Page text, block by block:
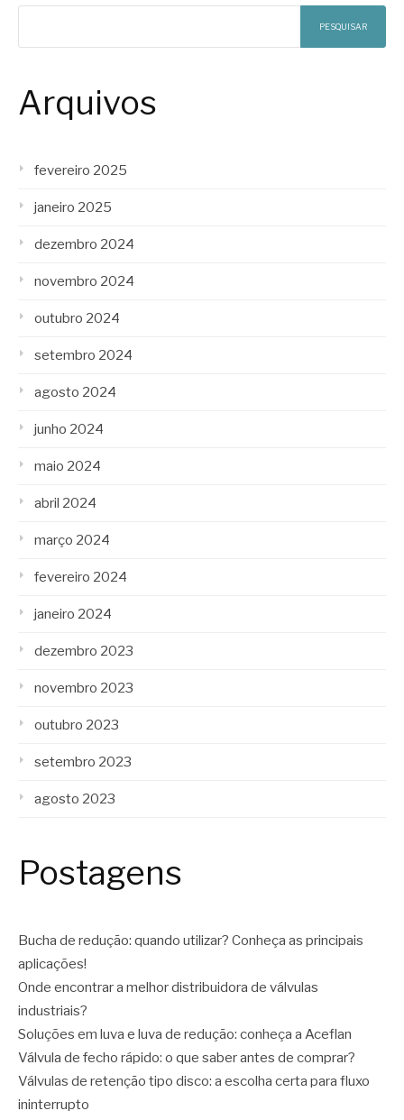
PESQUISAR
Arquivos
fevereiro 2025
janeiro 2025
dezembro 2024
novembro 2024
outubro 2024
setembro 2024
agosto 2024
junho 2024
maio 2024
abril 2024
março 2024
fevereiro 2024
janeiro 2024
dezembro 2023
novembro 2023
outubro 2023
setembro 2023
agosto 2023
Postagens
Bucha de redução: quando utilizar? Conheça as principais
aplicações!
Onde encontrar a melhor distribuidora de válvulas
industriais?
Soluções em luva e luva de redução: conheça a Aceflan
Válvula de fecho rápido: o que saber antes de comprar?
Válvulas de retenção tipo disco: a escolha certa para fluxo
ininterrupto